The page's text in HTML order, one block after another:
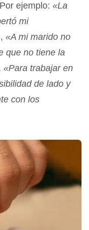
ejemplo: «La
mi
, «A mi marido no
que no tiene la
«Para trabajar en
de lado y
con los